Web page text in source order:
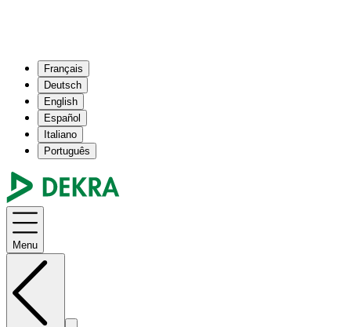
Français
Deutsch
English
Español
Italiano
Português
Menu